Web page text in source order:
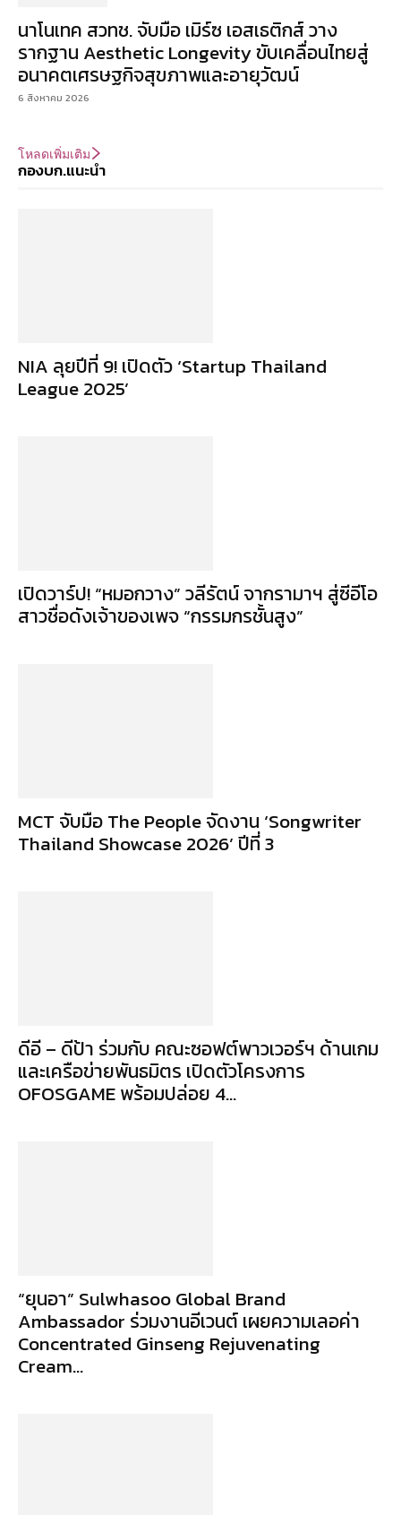
นาโนเทค สวทช. จับมือ เมิร์ซ เอสเธติกส์ วาง
รากฐาน Aesthetic Longevity ขับเคลื่อนไทยสู่
อนาคตเศรษฐกิจสุขภาพและอายุวัฒน์
6 สิงหาคม 2026
โหลดเพิ่มเติม
กองบก.แนะนำ
NIA ลุยปีที่ 9! เปิดตัว ‘Startup Thailand
League 2025’
เปิดวาร์ป! “หมอกวาง” วลีรัตน์ จากรามาฯ สู่ซีอีโอ
สาวชื่อดังเจ้าของเพจ “กรรมกรชั้นสูง”
MCT จับมือ The People จัดงาน ‘Songwriter
Thailand Showcase 2026’ ปีที่ 3
ดีอี – ดีป้า ร่วมกับ คณะซอฟต์พาวเวอร์ฯ ด้านเกม
และเครือข่ายพันธมิตร เปิดตัวโครงการ
OFOSGAME พร้อมปล่อย 4...
“ยุนอา” Sulwhasoo Global Brand
Ambassador ร่วมงานอีเวนต์ เผยความเลอค่า
Concentrated Ginseng Rejuvenating
Cream...